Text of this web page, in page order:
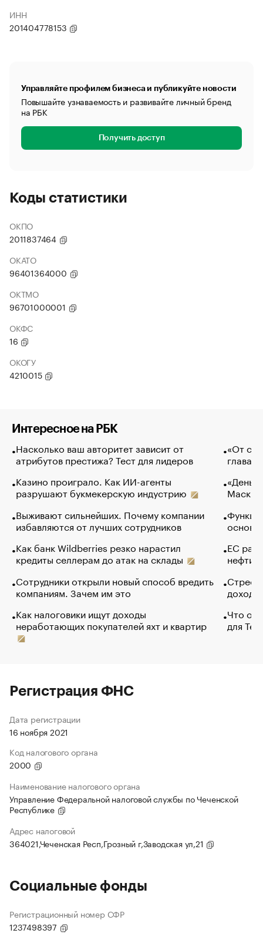
ИНН
201404778153
Управляйте профилем бизнеса и публикуйте новости
Повышайте узнаваемость и развивайте личный бренд
на РБК
Получить доступ
Коды статистики
ОКПО
2011837464
ОКАТО
96401364000
ОКТМО
96701000001
ОКФС
16
ОКОГУ
4210015
Интересное на РБК
Насколько ваш авторитет зависит от
атрибутов престижа? Тест для лидеров
Казино проиграло. Как ИИ-агенты
разрушают букмекерскую индустрию
Выживают сильнейших. Почему компании
избавляются от лучших сотрудников
Как банк Wildberries резко нарастил
кредиты селлерам до атак на склады
Сотрудники открыли новый способ вредить
компаниям. Зачем им это
Как налоговики ищут доходы
неработающих покупателей яхт и квартир
«От
глава
Маск в
основ
ЕС
нефти
Что
для
Регистрация ФНС
Дата регистрации
16 ноября 2021
Код налогового органа
2000
Наименование налогового органа
Управление Федеральной налоговой службы по Чеченской
Республике
Адрес налоговой
364021,Чеченская Респ,Грозный г,Заводская ул,21
Социальные фонды
Регистрационный номер СФР
1237498397